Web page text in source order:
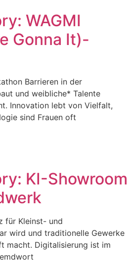
WAGMI
Gonna It)-
Barrieren in der
und weibliche* Talente
Innovation lebt von Vielfalt,
sind Frauen oft
KI-Showroom
für Kleinst- und
wird und traditionelle Gewerke
macht. Digitalisierung ist im